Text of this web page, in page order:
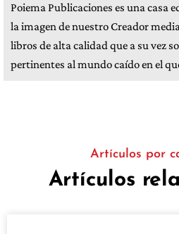
Poiema Publicaciones es una casa
la imagen de nuestro Creador
libros de alta calidad que a su vez
pertinentes al mundo caído en el
Artículos por
Artículos